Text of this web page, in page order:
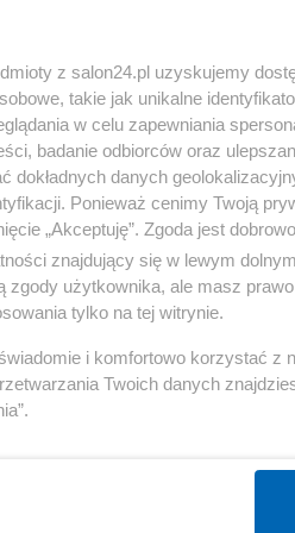
DO NOTKIz salon24.pl uzyskujemy
takie jak unikalne
w celu zapewniania
badanie odbiorców oraz
danych
Ponieważ cenimy Twoją
„Akceptuję”. Zgoda jest
znajdujący się w lewym
zgody użytkownika, ale masz
tylko na tej witrynie.
i komfortowo korzystać z
Twoich danych